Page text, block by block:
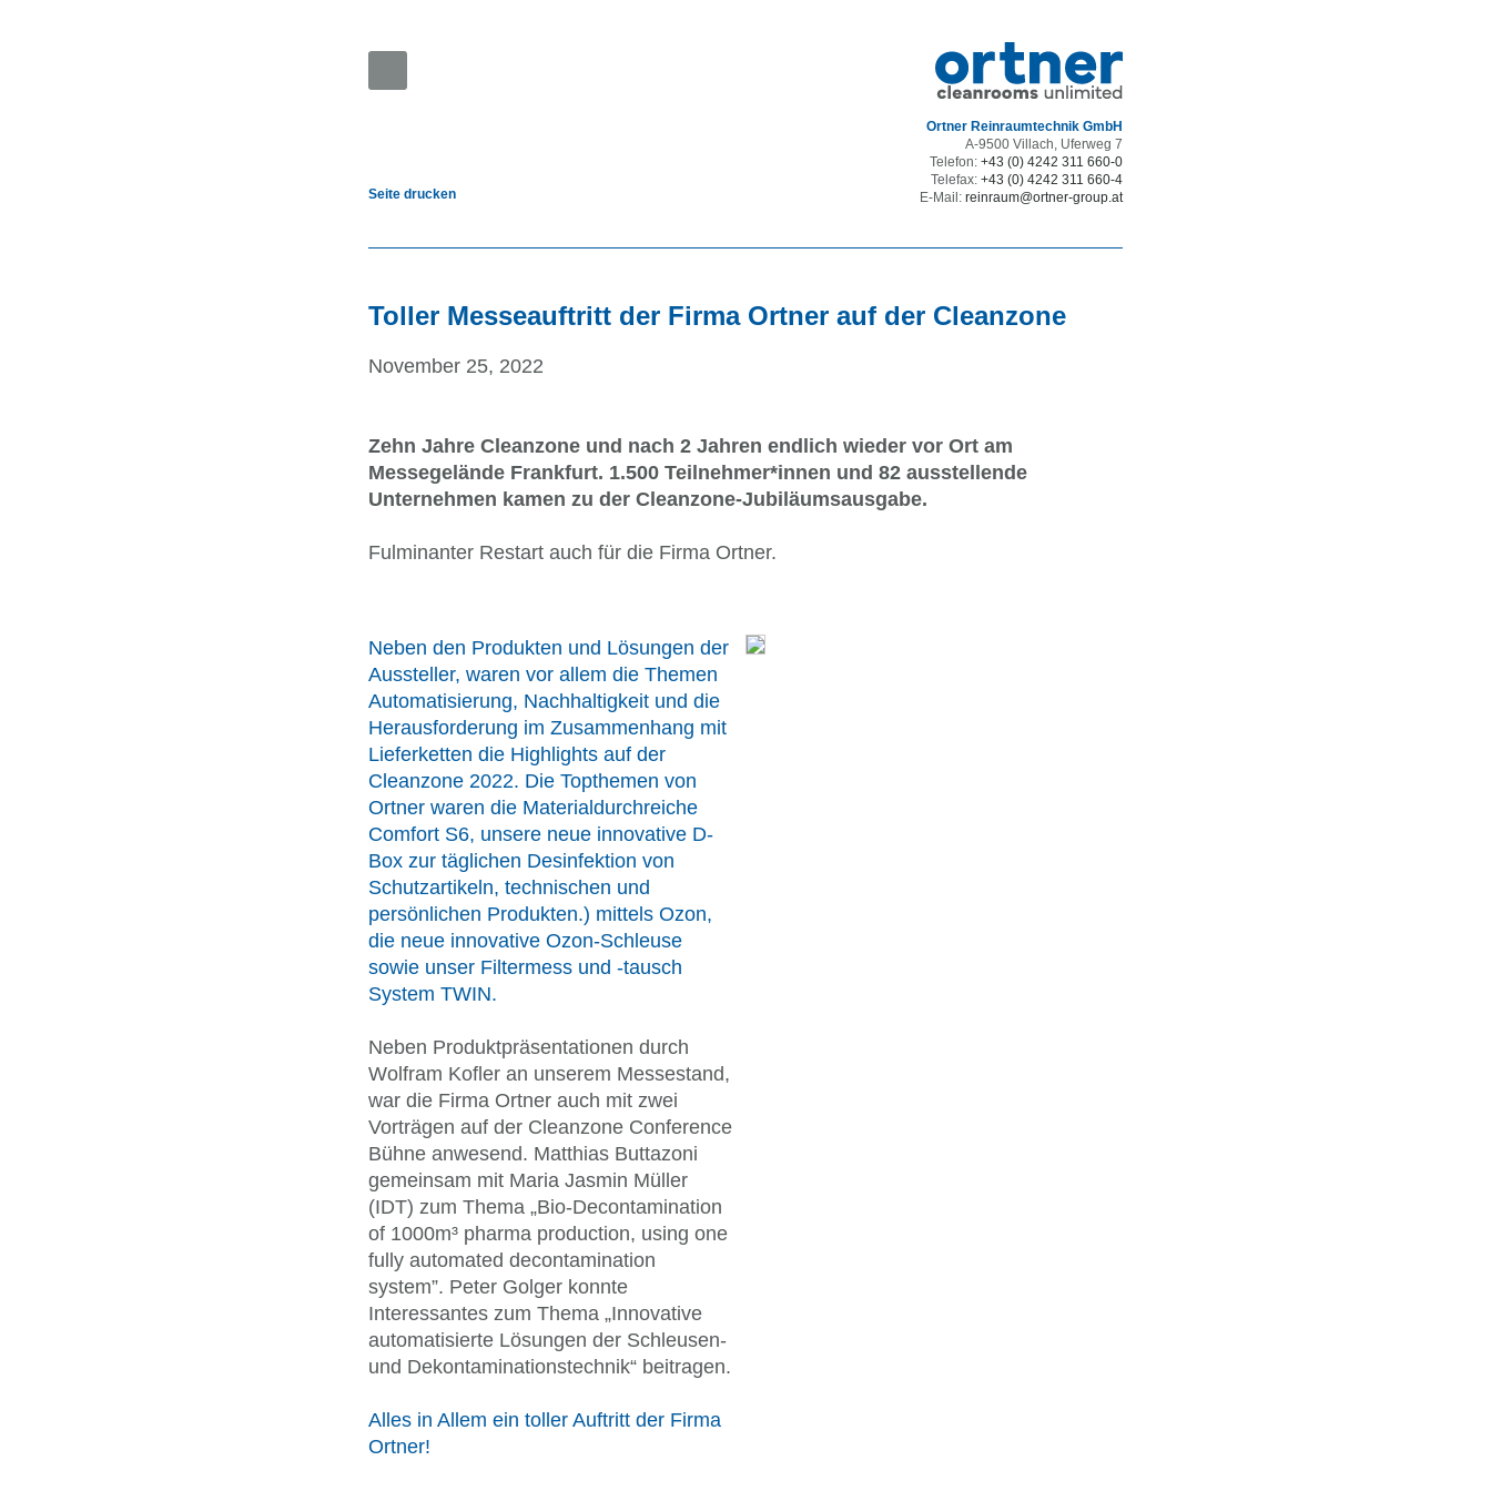
Seite drucken
Ortner Reinraumtechnik GmbH
A-9500 Villach, Uferweg 7
Telefon:+43 (0) 4242 311 660-0
Telefax:+43 (0) 4242 311 660-4
E-Mail:reinraum@ortner-group.at
Toller Messeauftritt der Firma Ortner auf der Cleanzone
November 25, 2022
Zehn Jahre Cleanzone und nach 2 Jahren endlich wieder vor Ort am
Messegelände Frankfurt. 1.500 Teilnehmer*innen und 82 ausstellende
Unternehmen kamen zu der Cleanzone-Jubiläumsausgabe.
Fulminanter Restart auch für die Firma Ortner.
Neben den Produkten und Lösungen der
Aussteller, waren vor allem die Themen
Automatisierung, Nachhaltigkeit und die
Herausforderung im Zusammenhang mit
Lieferketten die Highlights auf der
Cleanzone 2022. Die Topthemen von
Ortner waren die Materialdurchreiche
Comfort S6, unsere neue innovative D-
Box zur täglichen Desinfektion von
Schutzartikeln, technischen und
persönlichen Produkten.) mittels Ozon,
die neue innovative Ozon-Schleuse
sowie unser Filtermess und -tausch
System TWIN.
Neben Produktpräsentationen durch
Wolfram Kofler an unserem Messestand,
war die Firma Ortner auch mit zwei
Vorträgen auf der Cleanzone Conference
Bühne anwesend. Matthias Buttazoni
gemeinsam mit Maria Jasmin Müller
(IDT) zum Thema „Bio-Decontamination
of 1000m³ pharma production, using one
fully automated decontamination
system”. Peter Golger konnte
Interessantes zum Thema „Innovative
automatisierte Lösungen der Schleusen-
und Dekontaminationstechnik“ beitragen.
Alles in Allem ein toller Auftritt der Firma
Ortner!